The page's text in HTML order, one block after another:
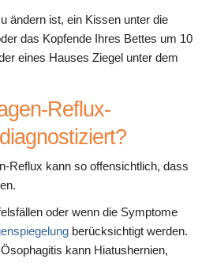
ändern ist, ein Kissen unter die
das Kopfende Ihres Bettes um 10
eines Hauses Ziegel unter dem
Reflux-
Reflux kann so offensichtlich, dass
oder wenn die Symptome
berücksichtigt werden.
kann Hiatushernien,